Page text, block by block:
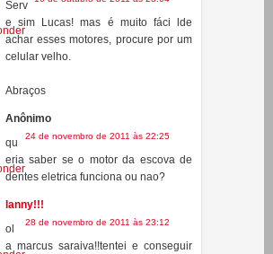
Ciência Tube
16 de outubro de 2011 às 23:04
Serv
e sim Lucas! mas é muito fáci lde
celular velho.
Abraços
Anônimo
24 de novembro de 2011 às 22:25
qu
eria saber se o motor da escova de
dentes eletrica funciona ou nao?
lanny!!!